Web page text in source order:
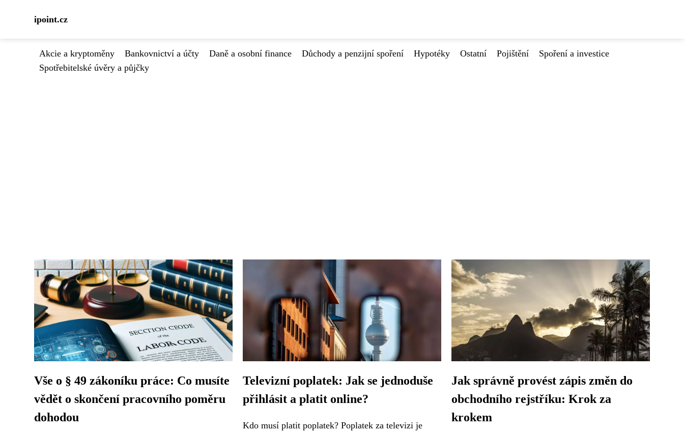
ipoint.cz
Akcie a kryptoměny Bankovnictví a účty Daně a osobní finance Důchody a penzijní spoření Hypotéky Ostatní Pojištění
Spoření a investice
Spotřebitelské úvěry a půjčky
Vše o § 49 zákoníku práce: Co musíte
vědět o skončení pracovního poměru
dohodou
Televizní poplatek: Jak se jednoduše
přihlásit a platit online?
Kdo musí platit poplatek? Poplatek za televizi je
Jak správně provést zápis změn do
obchodního rejstříku: Krok za
krokem